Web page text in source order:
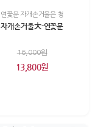
연꽃문 자개손거울은 청
자개손거울大-연꽃문
16,000원
13,800원